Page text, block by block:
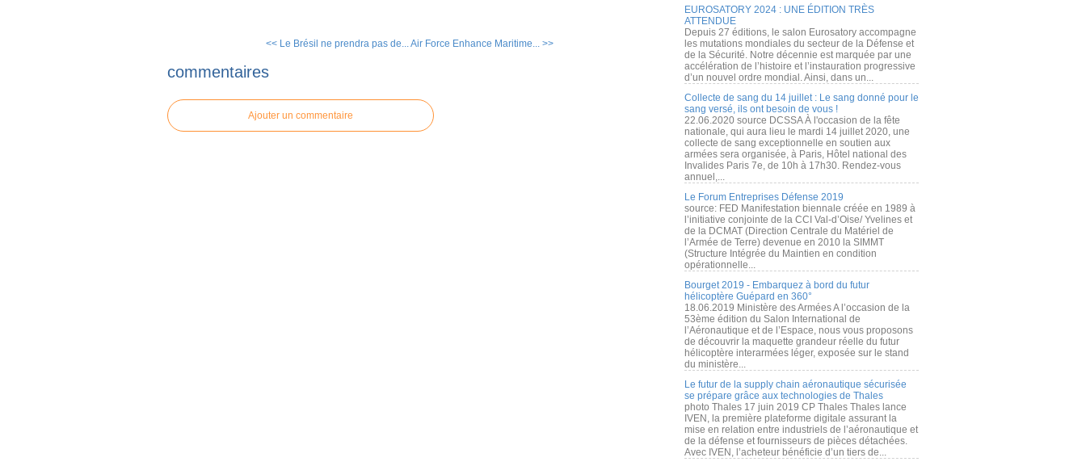
<< Le Brésil ne prendra pas de...Air Force Enhance Maritime... >>
commentaires
Ajouter un commentaire
EUROSATORY 2024 : UNE ÉDITION TRÈS
ATTENDUE
Depuis 27 éditions, le salon Eurosatory accompagne
les mutations mondiales du secteur de la Défense et
de la Sécurité. Notre décennie est marquée par une
accélération de l’histoire et l’instauration progressive
d’un nouvel ordre mondial. Ainsi, dans un...
Collecte de sang du 14 juillet : Le sang donné pour le
sang versé, ils ont besoin de vous !
22.06.2020 source DCSSA À l'occasion de la fête
nationale, qui aura lieu le mardi 14 juillet 2020, une
collecte de sang exceptionnelle en soutien aux
armées sera organisée, à Paris, Hôtel national des
Invalides Paris 7e, de 10h à 17h30. Rendez-vous
annuel,...
Le Forum Entreprises Défense 2019
source: FED Manifestation biennale créée en 1989 à
l’initiative conjointe de la CCI Val-d’Oise/ Yvelines et
de la DCMAT (Direction Centrale du Matériel de
l’Armée de Terre) devenue en 2010 la SIMMT
(Structure Intégrée du Maintien en condition
opérationnelle...
Bourget 2019 - Embarquez à bord du futur
hélicoptère Guépard en 360°
18.06.2019 Ministère des Armées A l’occasion de la
53ème édition du Salon International de
l’Aéronautique et de l’Espace, nous vous proposons
de découvrir la maquette grandeur réelle du futur
hélicoptère interarmées léger, exposée sur le stand
du ministère...
Le futur de la supply chain aéronautique sécurisée
se prépare grâce aux technologies de Thales
photo Thales 17 juin 2019 CP Thales Thales lance
IVEN, la première plateforme digitale assurant la
mise en relation entre industriels de l’aéronautique et
de la défense et fournisseurs de pièces détachées.
Avec IVEN, l’acheteur bénéficie d’un tiers de...